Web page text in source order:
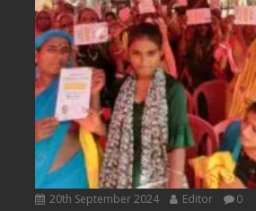
20th September 2024 Editor 0